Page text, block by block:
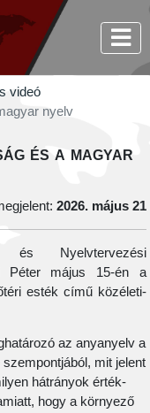
videó
nyelv
és a magyar
2026. május 21
és Nyelvtervezési
Péter május 15-én a
esték című közéleti-
az anyanyelv a
mit jelent
hátrányok érték-
hogy a környező